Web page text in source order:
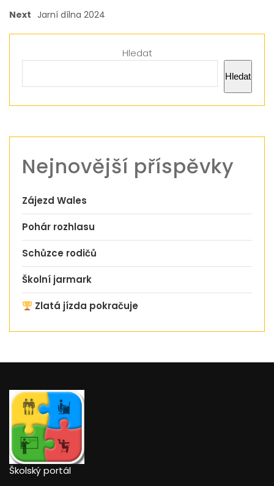
Next Jarní dílna 2024
Hledat
Hledat
Nejnovější příspěvky
Zájezd Wales
Pohár rozhlasu
Schůzce rodičů
Školní jarmark
Zlatá jízda pokračuje
Školský portál